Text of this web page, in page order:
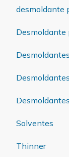
desmoldante
Desmoldante
Desmoldantes
Solventes
Thinner